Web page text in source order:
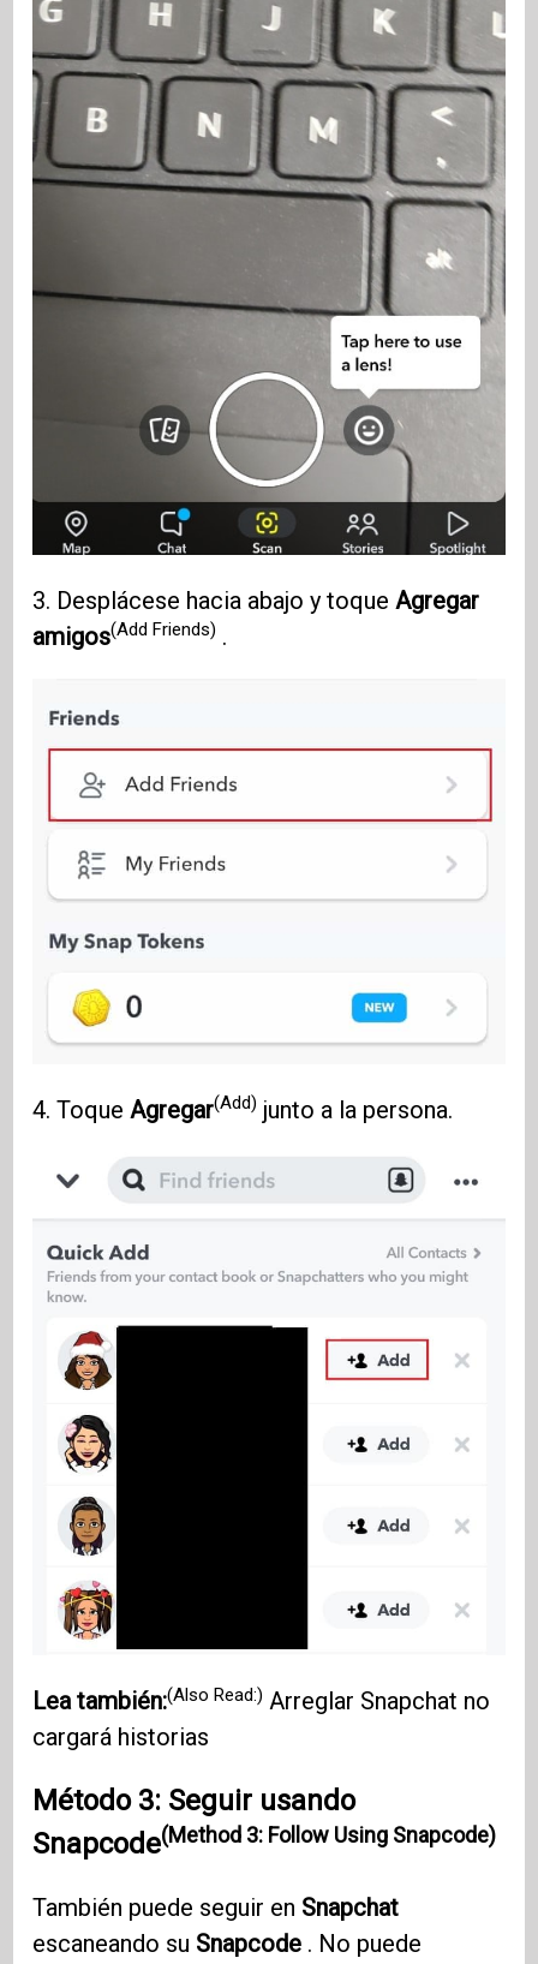
3. Desplácese hacia abajo y toque Agregar
amigos(Add Friends) .
4. ToqueAgregar(Add) junto a la persona.
Lea también:(Also Read:) Arreglar Snapchat no
cargará historias
Método 3: Seguir usando
Snapcode(Method 3: Follow Using Snapcode)
También puede seguir en Snapchat
escaneando su Snapcode . No puede